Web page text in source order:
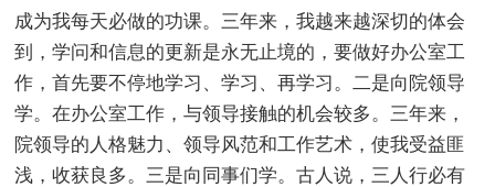
成为我每天必做的功课。三年来，我越来越深切的体会
到，学问和信息的更新是永无止境的，要做好办公室工
作，首先要不停地学习、学习、再学习。二是向院领导
学。在办公室工作，与领导接触的机会较多。三年来，
院领导的人格魅力、领导风范和工作艺术，使我受益匪
浅，收获良多。三是向同事们学。古人说，三人行必有